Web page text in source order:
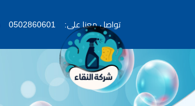
تواصل معنا على: 0502860601